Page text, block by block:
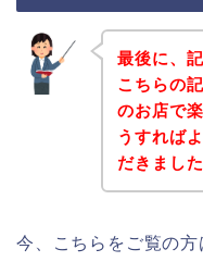
最後に、
こちらの
のお店で
うすれば
だきました
今、こちらをご覧の